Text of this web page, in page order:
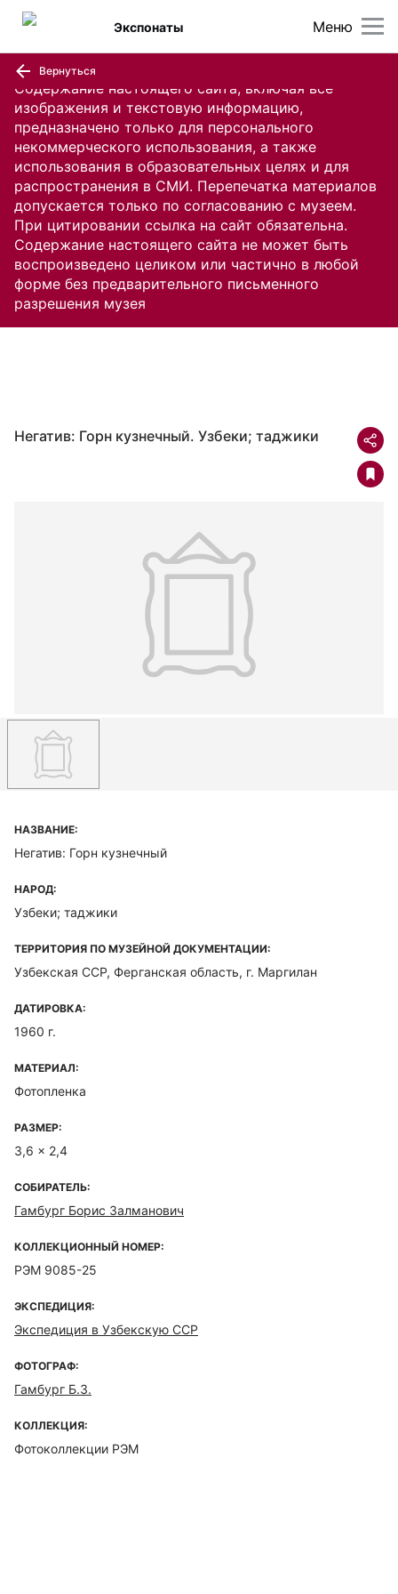
Содержание настоящего сайта, включая все
изображения и текстовую информацию,
предназначено только для персонального
некоммерческого использования, а также
использования в образовательных целях и для
распространения в СМИ. Перепечатка материалов
допускается только по согласованию с музеем.
При цитировании ссылка на сайт обязательна.
Содержание настоящего сайта не может быть
воспроизведено целиком или частично в любой
форме без предварительного письменного
разрешения музея
Меню
Экспонаты
Вернуться
Негатив: Горн кузнечный. Узбеки; таджики
НАЗВАНИЕ:
Негатив: Горн кузнечный
НАРОД:
Узбеки; таджики
ТЕРРИТОРИЯ ПО МУЗЕЙНОЙ ДОКУМЕНТАЦИИ:
Узбекская ССР, Ферганская область, г. Маргилан
ДАТИРОВКА:
1960 г.
МАТЕРИАЛ:
Фотопленка
РАЗМЕР:
3,6 x 2,4
СОБИРАТЕЛЬ:
Гамбург Борис Залманович
КОЛЛЕКЦИОННЫЙ НОМЕР:
РЭМ 9085-25
ЭКСПЕДИЦИЯ:
Экспедиция в Узбекскую ССР
ФОТОГРАФ:
Гамбург Б.З.
КОЛЛЕКЦИЯ:
Фотоколлекции РЭМ